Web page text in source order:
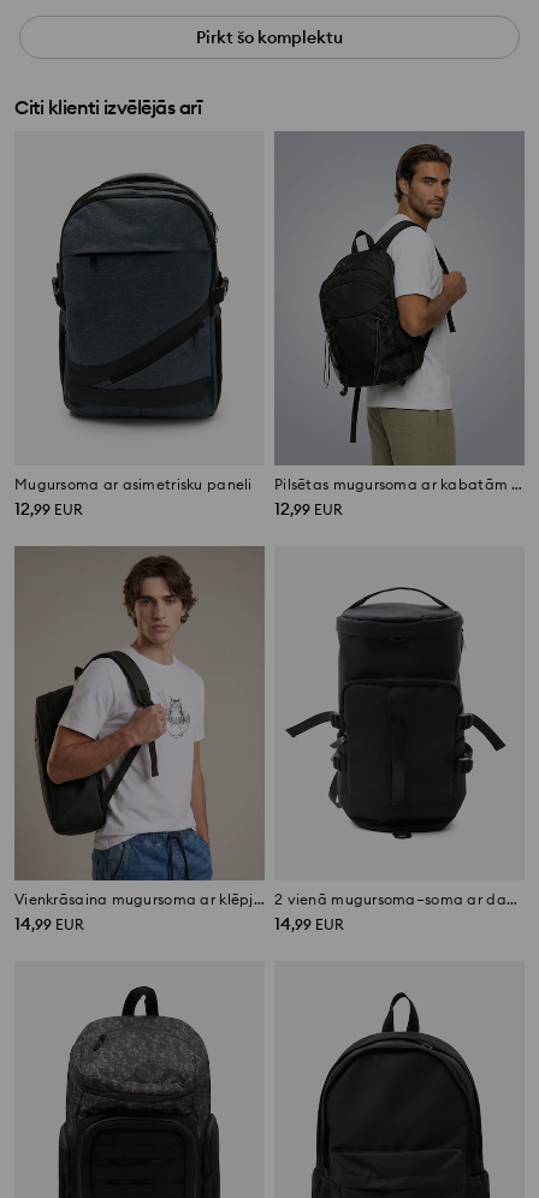
Pirkt šo komplektu
Citi klienti izvēlējās arī
Mugursoma ar asimetrisku paneli
12,99 EUR
Pilsētas mugursoma ar kabatām un savilkšanas auklām
12,99 EUR
Vienkrāsaina mugursoma ar klēpjdatora kabatu
14,99 EUR
2 vienā mugursoma–soma ar daudzām kabatām
14,99 EUR